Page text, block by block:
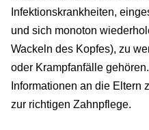
Infektionskrankheiten,
und sich monoton
Wackeln des Kopfes), zu
oder Krampfanfälle
Informationen an die Eltern
zur richtigen Zahnpflege.